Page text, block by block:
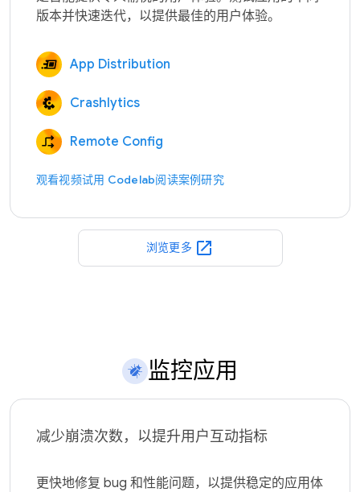
App Distribution
Crashlytics
Remote Config
观看视频试用 Codelab阅读案例研究
浏览更多 open_in_new
监控应用
减少崩溃次数，以提升用户互动指标
更快地修复 bug 和性能问题，以提供稳定的应用体